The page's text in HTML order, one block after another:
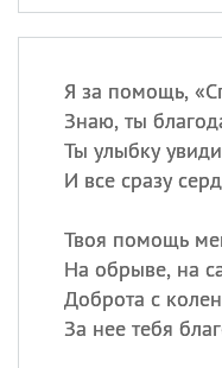
Я за помощь,
Знаю, ты
Ты улыбку
И все сразу
Твоя помощь
На обрыве, на
Доброта с
За нее тебя